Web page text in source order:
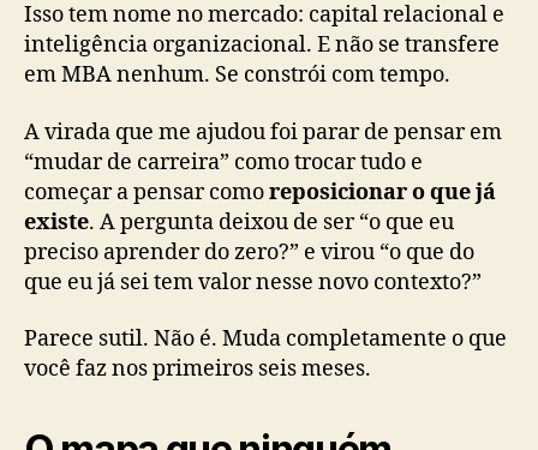
Isso tem nome no mercado: capital relacional e
inteligência organizacional. E não se transfere
em MBA nenhum. Se constrói com tempo.
A virada que me ajudou foi parar de pensar em
“mudar de carreira” como trocar tudo e
começar a pensar comoreposicionar o que já
existe. A pergunta deixou de ser “o que eu
preciso aprender do zero?” e virou “o que do
que eu já sei tem valor nesse novo contexto?”
Parece sutil. Não é. Muda completamente o que
você faz nos primeiros seis meses.